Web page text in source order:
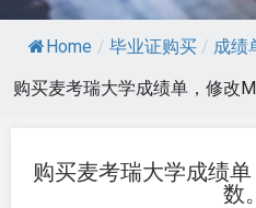
Home / 毕业证购买 / 成绩
购买麦考瑞大学成绩单，修改
购买麦考瑞大学成绩
数。